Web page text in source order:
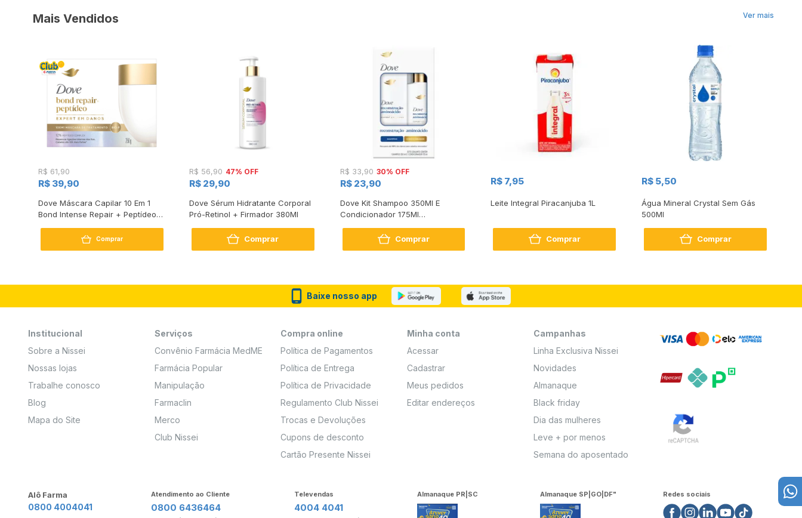
Ver mais
Mais Vendidos
R$ 61,90
R$ 39,90
Dove Máscara Capilar 10 Em 1
Bond Intense Repair + Peptídeo
Comprar
R$ 56,90 47% OFF
R$ 29,90
Dove Sérum Hidratante Corporal
Pró-Retinol + Firmador 380Ml
Comprar
R$ 33,90 30% OFF
R$ 23,90
Dove Kit Shampoo 350Ml E
Condicionador 175Ml
Comprar
R$ 7,95
Leite Integral Piracanjuba 1L
Comprar
R$ 5,50
Água Mineral Crystal Sem Gás
500Ml
Comprar
Baixe nosso app
Institucional
Sobre a Nissei
Nossas lojas
Trabalhe conosco
Blog
Mapa do Site
Serviços
Convênio Farmácia MedME
Farmácia Popular
Manipulação
Farmaclin
Merco
Club Nissei
Compra online
Política de Pagamentos
Política de Entrega
Política de Privacidade
Regulamento Club Nissei
Trocas e Devoluções
Cupons de desconto
Cartão Presente Nissei
Minha conta
Acessar
Cadastrar
Meus pedidos
Editar endereços
Campanhas
Linha Exclusiva Nissei
Novidades
Almanaque
Black friday
Dia das mulheres
Leve + por menos
Semana do aposentado
Alô Farma
0800 4004041
Atendimento ao Cliente
0800 6436464
Televendas
4004 4041
Almanaque PR|SC Almanaque SP|GO|DF" Redes sociais